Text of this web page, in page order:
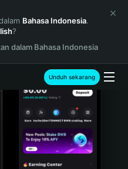
Bahasa Indonesia.
?
dalam Bahasa Indonesia
Unduh sekarang